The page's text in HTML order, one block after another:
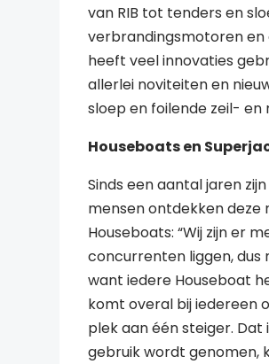
van RIB tot tenders en
verbrandingsmotoren en
heeft veel innovaties
allerlei noviteiten en
sloep en foilende zeil- en
Houseboats en
Sinds een aantal jaren
mensen ontdekken deze
Houseboats: “Wij zijn er
concurrenten liggen, dus
want iedere Houseboat
komt overal bij iedereen
plek aan één steiger. Dat
gebruik wordt genomen,